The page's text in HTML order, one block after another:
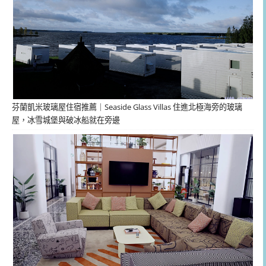
芬蘭凱米玻璃屋住宿推薦｜Seaside Glass Villas 住進北極海旁的玻璃
屋，冰雪城堡與破冰船就在旁邊